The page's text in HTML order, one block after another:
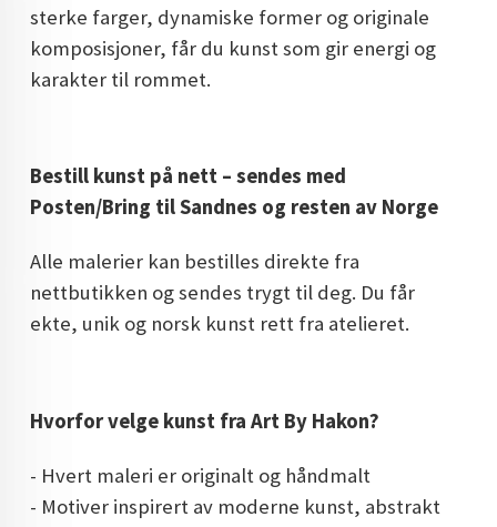
sterke farger, dynamiske former og originale
komposisjoner, får du kunst som gir energi og
karakter til rommet.
Bestill kunst på nett – sendes med
Posten/Bring til Sandnes og resten av Norge
Alle malerier kan bestilles direkte fra
nettbutikken og sendes trygt til deg. Du får
ekte, unik og norsk kunst rett fra atelieret.
Hvorfor velge kunst fra Art By Hakon?
- Hvert maleri er originalt og håndmalt
- Motiver inspirert av moderne kunst, abstrakt